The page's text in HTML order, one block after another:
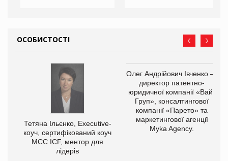
ОСОБИСТОСТІ
Тетяна Ільєнко, Executive-
коуч, сертифікований коуч
МСС ICF, ментор для
лідерів
Олег Андрійович Івченко —
директор патентно-
юридичної компанії «Вайз
Груп», консалтингової
компанії «Парето» та
маркетингової агенції
Myka Agency.